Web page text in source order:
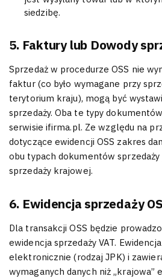
siedzibę.
5. Faktury lub Dowody
Sprzedaż w procedurze OSS nie
faktur (co było wymagane przy
terytorium kraju), mogą być
sprzedaży. Oba te typy
serwisie ifirma.pl. Ze względu na
dotyczące ewidencji OSS zakres
obu typach dokumentów
sprzedaży krajowej.
6. Ewidencja sprzedaży
Dla transakcji OSS będzie
ewidencja sprzedaży VAT.
elektronicznie (rodzaj JPK) i
wymaganych danych niż „krajowa”